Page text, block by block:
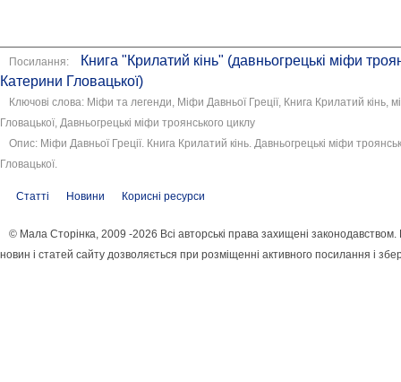
Посилання:
Книга "Крилатий кінь" (давньогрецькі міфи
Катерини Гловацької)
Ключові слова: Міфи та легенди, Міфи Давньої Греції, Книга Крилатий кінь,
Гловацької, Давньогрецькі міфи троянського циклу
Опис: Міфи Давньої Греції. Книга Крилатий кінь. Давньогрецькі міфи
Гловацької.
Статті Новини Корисні ресурси
© Мала Сторінка, 2009 -2026 Всі авторські права захищені
новин і статей сайту дозволяється при розміщенні активного посилання і